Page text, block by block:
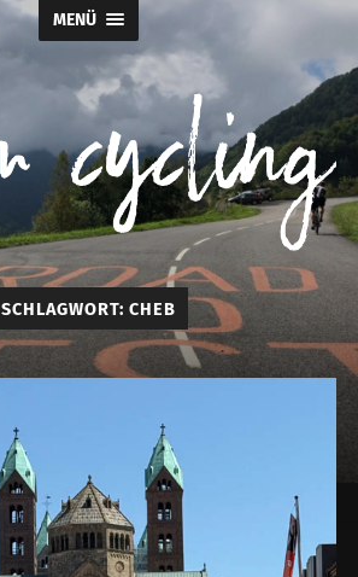
MENÜ
I
am
cycling
SCHLAGWORT: CHEB